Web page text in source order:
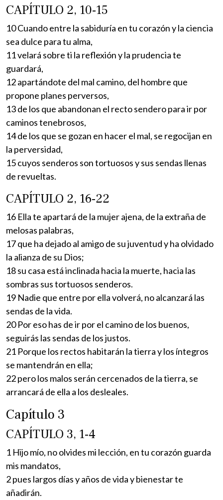
CAPÍTULO 2, 10-15
10 Cuando entre la sabiduría en tu corazón y la ciencia
sea dulce para tu alma,
11 velará sobre ti la reflexión y la prudencia te
guardará,
12 apartándote del mal camino, del hombre que
propone planes perversos,
13 de los que abandonan el recto sendero para ir por
caminos tenebrosos,
14 de los que se gozan en hacer el mal, se regocijan en
la perversidad,
15 cuyos senderos son tortuosos y sus sendas llenas
de revueltas.
CAPÍTULO 2, 16-22
16 Ella te apartará de la mujer ajena, de la extraña de
melosas palabras,
17 que ha dejado al amigo de su juventud y ha olvidado
la alianza de su Dios;
18 su casa está inclinada hacia la muerte, hacia las
sombras sus tortuosos senderos.
19 Nadie que entre por ella volverá, no alcanzará las
sendas de la vida.
20 Por eso has de ir por el camino de los buenos,
seguirás las sendas de los justos.
21 Porque los rectos habitarán la tierra y los íntegros
se mantendrán en ella;
22 pero los malos serán cercenados de la tierra, se
arrancará de ella a los desleales.
Capítulo 3
CAPÍTULO 3, 1-4
1 Hijo mío, no olvides mi lección, en tu corazón guarda
mis mandatos,
2 pues largos días y años de vida y bienestar te
añadirán.